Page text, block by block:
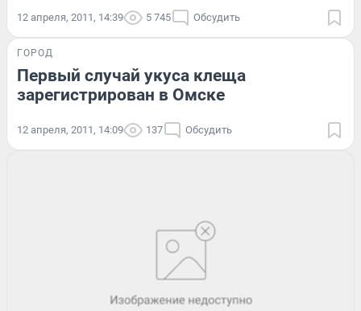
12 апреля, 2011, 14:39 5 745 Обсудить
ГОРОД
Первый случай укуса клеща
зарегистрирован в Омске
12 апреля, 2011, 14:09 137 Обсудить